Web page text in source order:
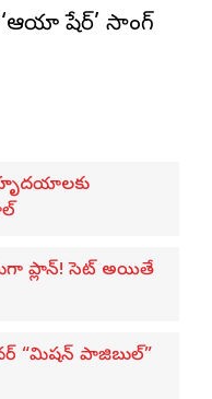
షేర్’ సాంగ్
హృదయాలకు
ప్లాన్! సెట్ అయితే
“మిషన్ పాజిబుల్”